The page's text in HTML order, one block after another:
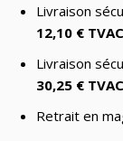
📂 Laser
🏠 Maison
Livraison
12,10 € TVAC
Livraison
30,25 € TVAC
Retrait en